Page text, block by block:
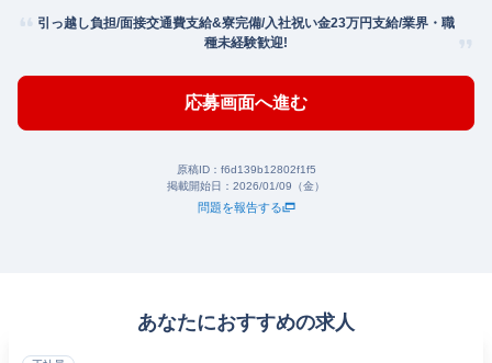
引っ越し負担/面接交通費支給&寮完備/入社祝い金23万円支給/業界・職
種未経験歓迎!
応募画面へ進む
原稿ID： f6d139b12802f1f5
掲載開始日： 2026/01/09（金）
問題を報告する
あなたにおすすめの求人